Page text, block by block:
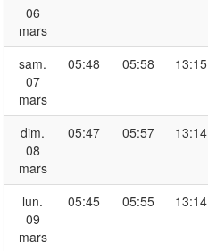
06
mars
sam.
07
mars
05:48 05:58 13:15
dim.
08
mars
05:47 05:57 13:14
lun.
09
mars
05:45 05:55 13:14